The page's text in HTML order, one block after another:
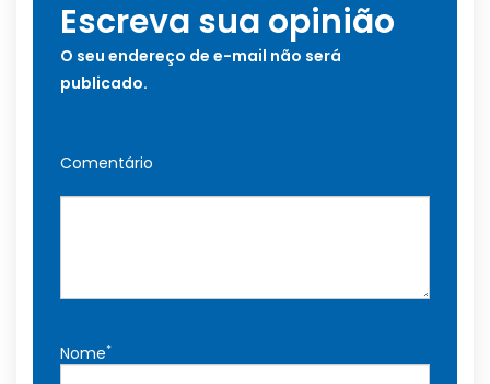
Escreva sua opinião
O seu endereço de e-mail não será
publicado.
Comentário
Nome*